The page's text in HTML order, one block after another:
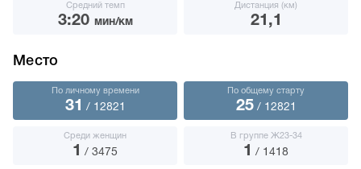
Средний темп
3:20 мин/км
Дистанция (км)
21,1
Место
По личному времени
31 / 12821
По общему старту
25/ 12821
Среди женщин
1 / 3475
В группе Ж23-34
1 / 1418